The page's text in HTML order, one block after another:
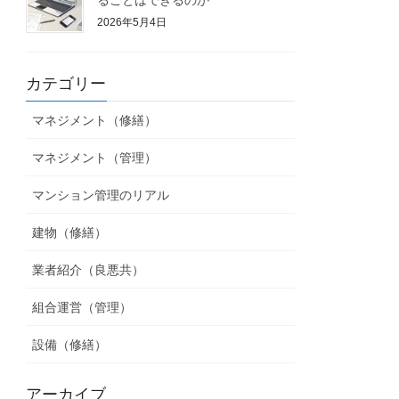
2026年5月4日
カテゴリー
マネジメント（修繕）
マネジメント（管理）
マンション管理のリアル
建物（修繕）
業者紹介（良悪共）
組合運営（管理）
設備（修繕）
アーカイブ